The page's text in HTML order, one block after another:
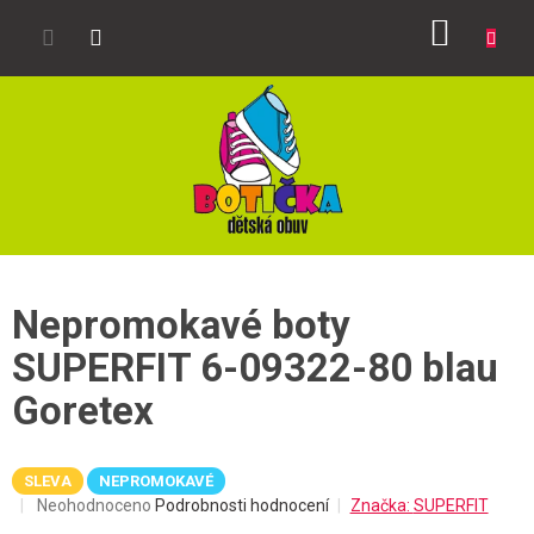
Nepromokavé boty
SUPERFIT 6-09322-80 blau
Goretex
SLEVA NEPROMOKAVÉ
Průměrné
Neohodnoceno Podrobnosti hodnocení Značka: SUPERFIT